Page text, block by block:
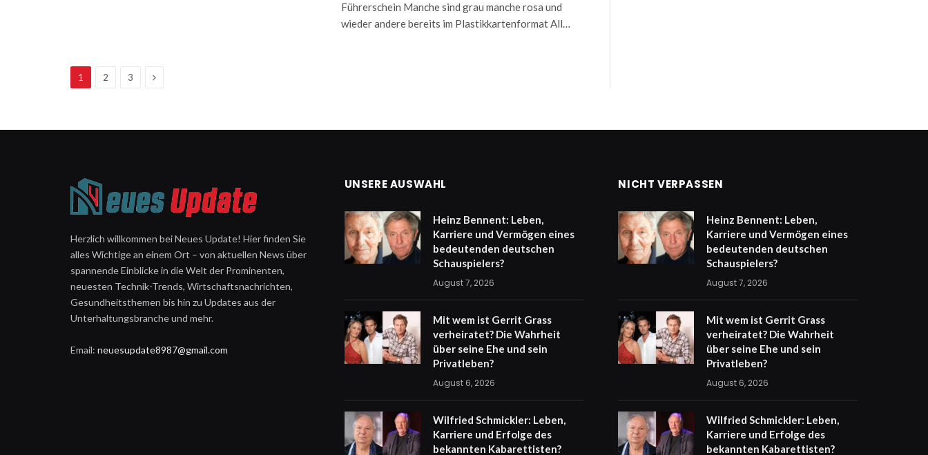
Führerschein Manche sind grau manche rosa und
wieder andere bereits im Plastikkartenformat All…
1 2 3 Next
Herzlich willkommen bei Neues Update! Hier finden Sie
alles Wichtige an einem Ort – von aktuellen News über
spannende Einblicke in die Welt der Prominenten,
neuesten Technik-Trends, Wirtschaftsnachrichten,
Gesundheitsthemen bis hin zu Updates aus der
Unterhaltungsbranche und mehr.
Email: neuesupdate8987@gmail.com
UNSERE AUSWAHL
Heinz Bennent: Leben,
Karriere und Vermögen eines
bedeutenden deutschen
Schauspielers?
August 7, 2026
Mit wem ist Gerrit Grass
verheiratet? Die Wahrheit
über seine Ehe und sein
Privatleben?
August 6, 2026
Wilfried Schmickler: Leben,
Karriere und Erfolge des
bekannten Kabarettisten?
NICHT VERPASSEN
Heinz Bennent: Leben,
Karriere und Vermögen eines
bedeutenden deutschen
Schauspielers?
August 7, 2026
Mit wem ist Gerrit Grass
verheiratet? Die Wahrheit
über seine Ehe und sein
Privatleben?
August 6, 2026
Wilfried Schmickler: Leben,
Karriere und Erfolge des
bekannten Kabarettisten?